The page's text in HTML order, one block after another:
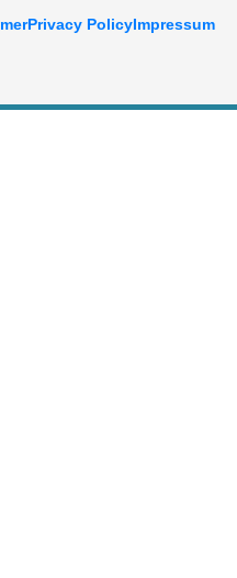
Privacy PolicyImpressum